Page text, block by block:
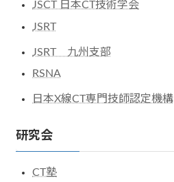
JSCT 日本CT技術学会
JSRT
JSRT 九州支部
RSNA
日本X線CT専門技師認定機構
研究会
CT塾